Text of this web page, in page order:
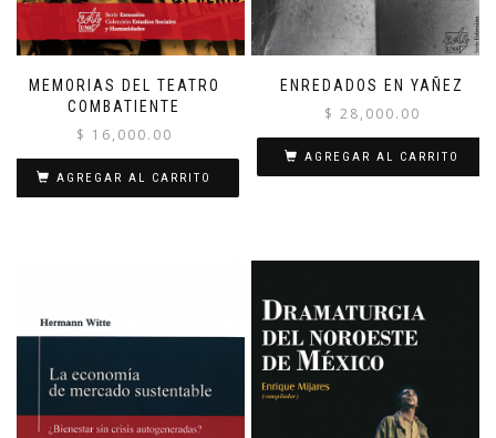
MEMORIAS DEL TEATRO
COMBATIENTE
$ 16,000.00
AGREGAR AL CARRITO
ENREDADOS EN YAÑEZ
$ 28,000.00
AGREGAR AL CARRITO